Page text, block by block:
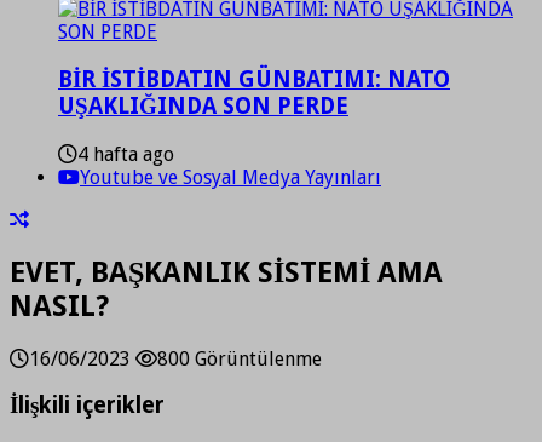
BİR İSTİBDATIN GÜNBATIMI: NATO
UŞAKLIĞINDA SON PERDE
4 hafta ago
Youtube ve Sosyal Medya Yayınları
EVET, BAŞKANLIK SİSTEMİ AMA
NASIL?
16/06/2023 800 Görüntülenme
İlişkili içerikler